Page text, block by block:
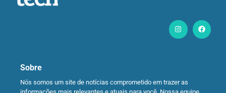
Sobre
Nós somos um site de notícias comprometido em trazer as